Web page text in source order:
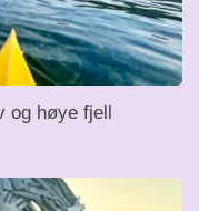
høye fjell